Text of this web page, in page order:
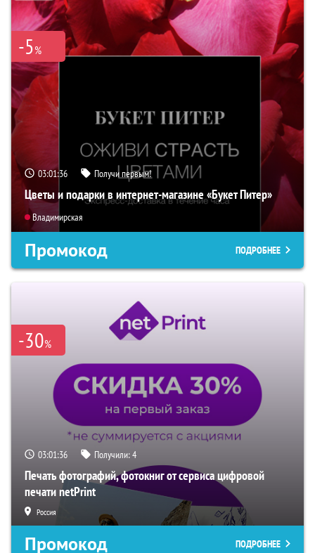
-5%
03:01:35 Получи первым!
Цветы и подарки в интернет-магазине «Букет Питер»
Владимирская
Промокод ПОДРОБНЕЕ
-30%
03:01:35 Получили:4
Печать фотографий, фотокниг от сервиса цифровой
печати netPrint
Россия
Промокод ПОДРОБНЕЕ